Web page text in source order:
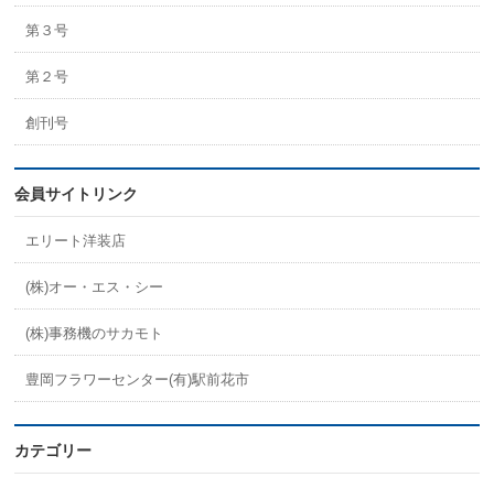
第３号
第２号
創刊号
会員サイトリンク
エリート洋装店
(株)オー・エス・シー
(株)事務機のサカモト
豊岡フラワーセンター(有)駅前花市
カテゴリー